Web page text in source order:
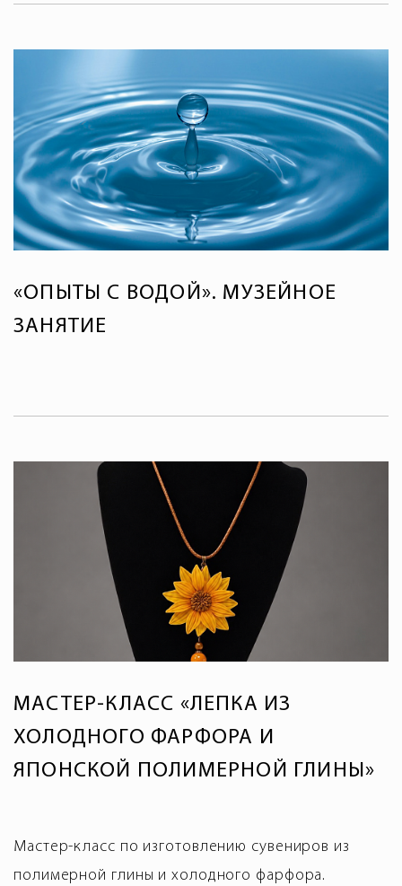
«ОПЫТЫ С ВОДОЙ». МУЗЕЙНОЕ
ЗАНЯТИЕ
МАСТЕР-КЛАСС «ЛЕПКА ИЗ
ХОЛОДНОГО ФАРФОРА И
ЯПОНСКОЙ ПОЛИМЕРНОЙ ГЛИНЫ»
Мастер-класс по изготовлению сувениров из
полимерной глины и холодного фарфора.